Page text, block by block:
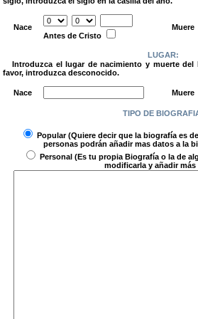
Nace
Antes de Cristo
Muere
LUGAR:
Introduzca el lugar de nacimiento y muerte del
favor, introduzca desconocido.
Nace
Muere
TIPO DE
Popular(Quiere decir que la biografía es
personas podrán añadir mas datos a la
Personal(Es tu propia Biografía o la de
modificarla y añadir más